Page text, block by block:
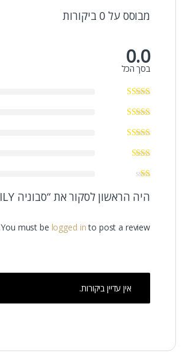
מבוסס על 0 ביקורות
0.0
בסך הכל
היה הראשון לסקור את “סבוניה SICILY”
You must be logged into post a review.
אין עדיין ביקורות.